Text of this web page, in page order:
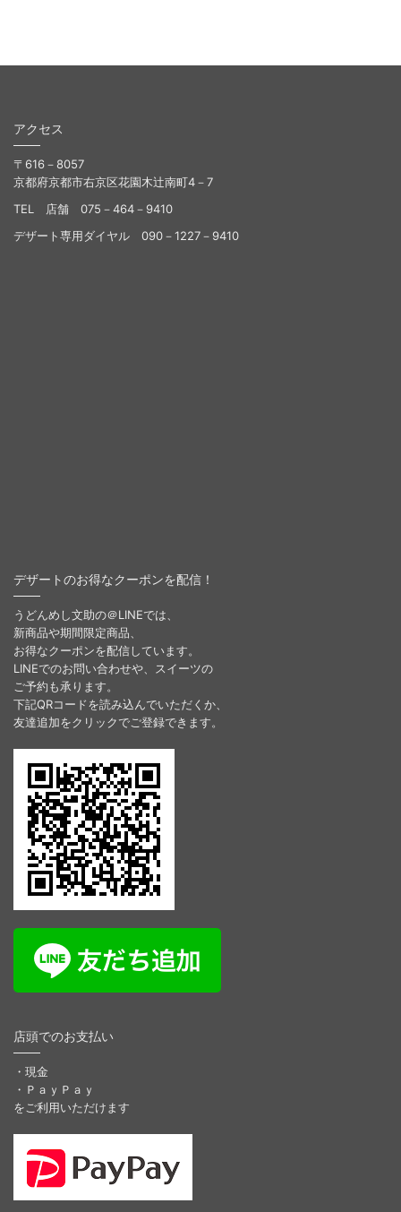
アクセス
〒616－8057
京都府京都市右京区花園木辻南町4－7
TEL 店舗 075－464－9410
デザート専用ダイヤル 090－1227－9410
デザートのお得なクーポンを配信！
うどんめし文助の＠LINEでは、
新商品や期間限定商品、
お得なクーポンを配信しています。
LINEでのお問い合わせや、スイーツの
ご予約も承ります。
下記QRコードを読み込んでいただくか、
友達追加をクリックでご登録できます。
店頭でのお支払い
・現金
・ＰａｙＰａｙ
をご利用いただけます